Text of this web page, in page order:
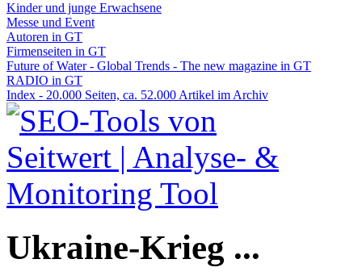
Kinder und junge Erwachsene
Messe und Event
Autoren in GT
Firmenseiten in GT
Future of Water - Global Trends - The new magazine in GT
RADIO in GT
Index - 20.000 Seiten, ca. 52.000 Artikel im Archiv
Ukraine-Krieg ...